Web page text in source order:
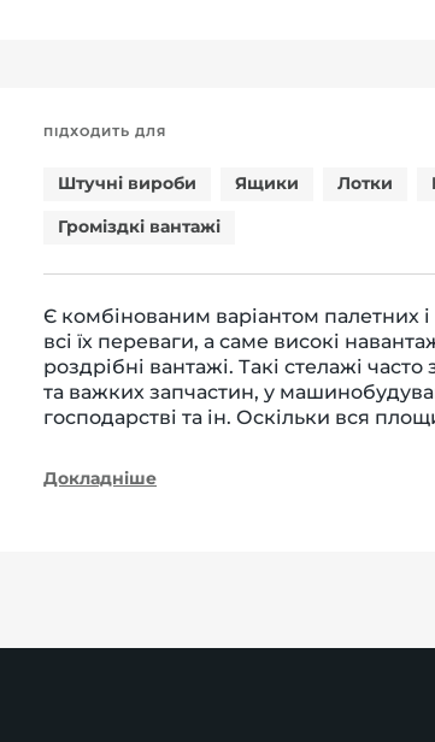
ПІДХОДИТЬ ДЛЯ
Штучні вироби Ящики Лотки
Громіздкі вантажі
Є комбінованим варіантом палетних
всі їх переваги, а саме високі
роздрібні вантажі. Такі стелажі
та важких запчастин, у
господарстві та ін. Оскільки вся
Докладніше